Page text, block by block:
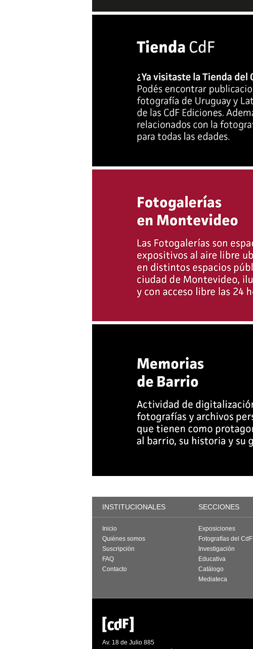
INSTITUCIONALES SECCIONES
Inicio
Quiénes somos
Suscripción
FAQ
Contacto
Exposiciones
Fotografías del CdF
Investigación
Educativa
Catálogo
Mediateca
Av. 18 de Julio 885